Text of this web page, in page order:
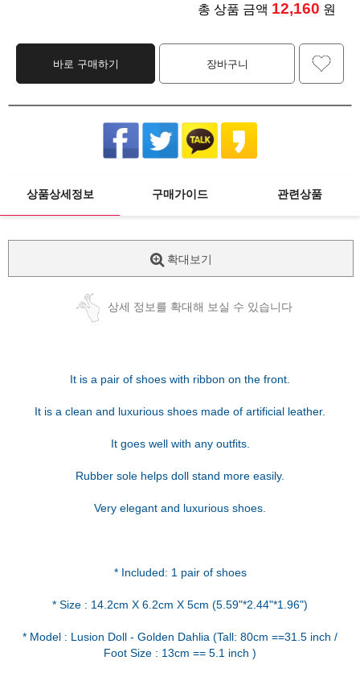
총 상품 금액 12,160 원
바로 구매하기 장바구니
상품상세정보 구매가이드 관련상품
확대보기
상세 정보를 확대해 보실 수 있습니다
It is a pair of shoes with ribbon on the front.
It is a clean and luxurious shoes made of artificial leather.
It goes well with any outfits.
Rubber sole helps doll stand more easily.
Very elegant and luxurious shoes.
* Included: 1 pair of shoes
* Size : 14.2cm X 6.2cm X 5cm (5.59"*2.44"*1.96")
* Model : Lusion Doll - Golden Dahlia (Tall: 80cm ==31.5 inch /
Foot Size : 13cm == 5.1 inch )